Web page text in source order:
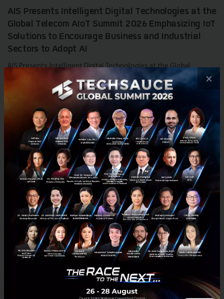
AIS Presents Intelligent Digital Technologies at the
Global Telecom AIoT Summit 2026 Emphasizing IoT
Solutions to Encourage Business and Industrial
Sectors to Adopt AI
AIS Presents Intelligent Digital Technologies at the Global
Telecom AIoT Summit 2026. Emphasizing IoT Solutions to
Encourage Business and Industrial Sectors to Adopt AI....
AI IoT AIS AIoT
×